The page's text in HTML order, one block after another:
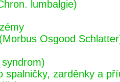
lumbalgie)
Osgood
spalničky, zarděnky a